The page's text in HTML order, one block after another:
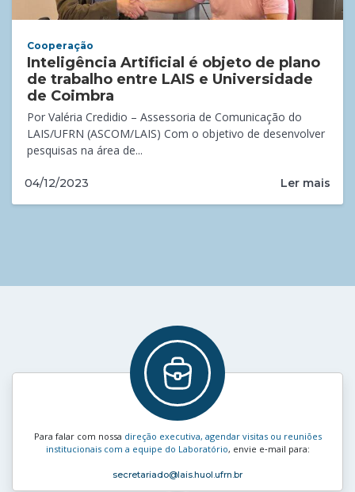
Cooperação
Inteligência Artificial é objeto de plano
de trabalho entre LAIS e Universidade
de Coimbra
Por Valéria Credidio – Assessoria de Comunicação do
LAIS/UFRN (ASCOM/LAIS) Com o objetivo de desenvolver
pesquisas na área de...
04/12/2023 Ler mais
Para falar com nossa direção executiva, agendar visitas ou reuniões
institucionais com a equipe do Laboratório, envie e‑mail para:
secretariado@lais.huol.ufrn.br